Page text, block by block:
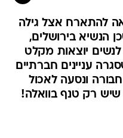
להתארח אצל גילה
בירושלים,
יוצאות מקלט
עניינים חברתיים
ונסעה לאכול
רק טנף בוואלה!